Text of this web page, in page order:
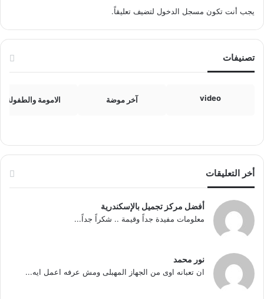
يجب أنت تكون مسجل الدخول لتضيف تعليقاً.
تصنيفات
video آخر موضة الامومة والطفولة
أخر التعليقات
أفضل مركز تجميل بالإسكندرية
معلومات مفيدة جداً وقيمة .. شكراً جداً...
نور محمد
ان تعبانه اوى من الجهاز المهبلى ومش عرفه اعمل ايه...